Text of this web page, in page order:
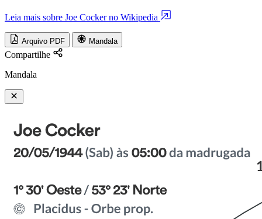
Leia mais sobre Joe Cocker no Wikipedia
Arquivo PDF Mandala
Compartilhe
Mandala